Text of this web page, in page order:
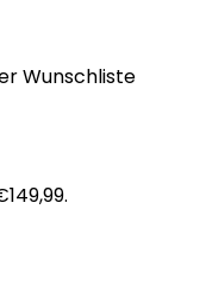
Wunschliste